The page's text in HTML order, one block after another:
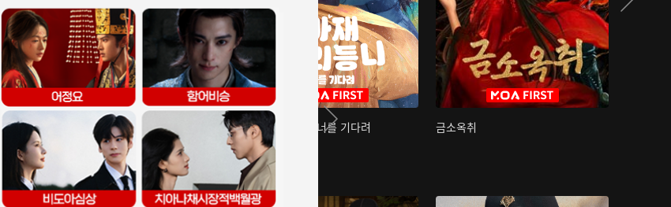
아재저리등니 : 너를 기다려 금소옥취